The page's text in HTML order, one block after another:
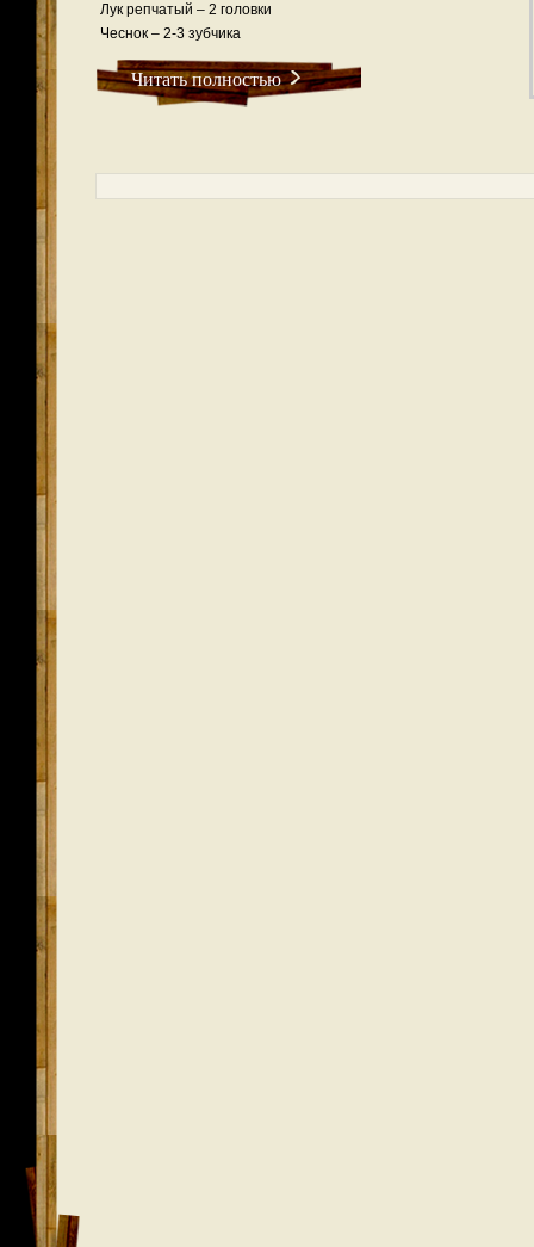
Лук репчатый – 2 головки
Чеснок – 2-3 зубчика
Читать полностью